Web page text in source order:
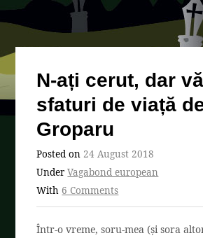
N-ați cerut, dar
sfaturi de viață
Groparu
Posted on24 August 2018
UnderVagabond european
With 6 Comments
Într-o vreme, soru-mea (și sora